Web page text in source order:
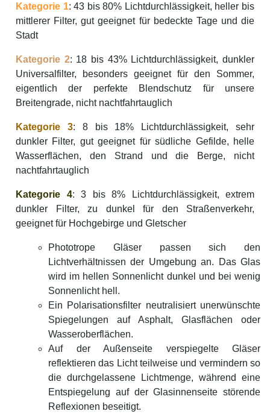
Kategorie 1: 43 bis 80% Lichtdurchlässigkeit, heller bis
mittlerer Filter, gut geeignet für bedeckte Tage und die
Stadt
Kategorie 2: 18 bis 43% Lichtdurchlässigkeit, dunkler
Universalfilter, besonders geeignet für den Sommer,
eigentlich der perfekte Blendschutz für unsere
Breitengrade, nicht nachtfahrtauglich
Kategorie 3: 8 bis 18% Lichtdurchlässigkeit, sehr
dunkler Filter, gut geeignet für südliche Gefilde, helle
Wasserflächen, den Strand und die Berge, nicht
nachtfahrtauglich
Kategorie 4: 3 bis 8% Lichtdurchlässigkeit, extrem
dunkler Filter, zu dunkel für den Straßenverkehr,
geeignet für Hochgebirge und Gletscher
Phototrope Gläser passen sich den
Lichtverhältnissen der Umgebung an. Das Glas
wird im hellen Sonnenlicht dunkel und bei wenig
Sonnenlicht hell.
Ein Polarisationsfilter neutralisiert unerwünschte
Spiegelungen auf Asphalt, Glasflächen oder
Wasseroberflächen.
Auf der Außenseite verspiegelte Gläser
reflektieren das Licht teilweise und vermindern so
die durchgelassene Lichtmenge, während eine
Entspiegelung auf der Glasinnenseite störende
Reflexionen beseitigt.